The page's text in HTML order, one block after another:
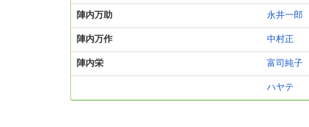
陣内万助 永井一郎
陣内万作 中村正
陣内栄 富司純子
ハヤテ